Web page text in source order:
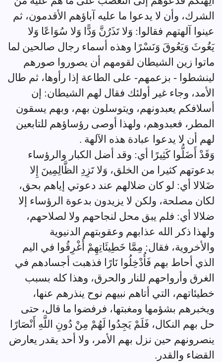
الشرك، وأن لا يدعوا ما عليه آباؤهم الأقدمون، ثم
عينوا آلهتهم فقالوا: وَلا تَذَرُنَّ وَدًّا وَلا سُوَاعًا وَلا
يَغُوثَ وَيَعُوقَ وَنَسْرًا وهذه أسماء رجال صالحين لما
ماتوا زين الشيطان لقومهم أن يصوروا صورهم
لينشطوا - بزعمهم- على الطاعة إذا رأوها، ثم طال
الأمد، وجاء غير أولئك فقال لهم الشيطان: إن
أسلافكم يعبدونهم، ويتوسلون بهم، وبهم يسقون
المطر، فعبدوهم، ولهذا أوصى رؤساؤهم للتابعين
لهم أن لا يدعوا عبادة هذه الآلهة .
وَقَدْ أَضَلُّوا كَثِيرًا أي: وقد أضل الكبار والرؤساء
بدعوتهم كثيرا من الخلق، وَلا تَزِدِ الظَّالِمِينَ إِلا
ضَلالا أي: لو كان ضلالهم عند دعوتي إياهم بحق،
لكان مصلحة، ولكن لا يزيدون بدعوة الرؤساء إلا
ضلالا أي: فلم يبق محل لنجاحهم ولا لصلاحهم،
ولهذا ذكر الله عذابهم وعقوبتهم الدنيوية
والأخروية، فقال: مِمَّا خَطِيئَاتِهِمْ أُغْرِقُوا في اليم
الذي أحاط بهم فَأُدْخِلُوا نَارًا فذهبت أجسادهم في
الغرق وأرواحهم للنار والحرق، وهذا كله بسبب
خطيئاتهم، التي أتاهم نبيهم نوح ينذرهم عنها،
ويخبرهم بشؤمها ومغبتها، فرفضوا ما قال، حتى
حل بهم النكال، فَلَمْ يَجِدُوا لَهُمْ مِنْ دُونِ اللَّهِ أَنْصَارًا
ينصرونهم حين نزل بهم الأمر، ولا أحد يقدر يعارض
القضاء والقدر.